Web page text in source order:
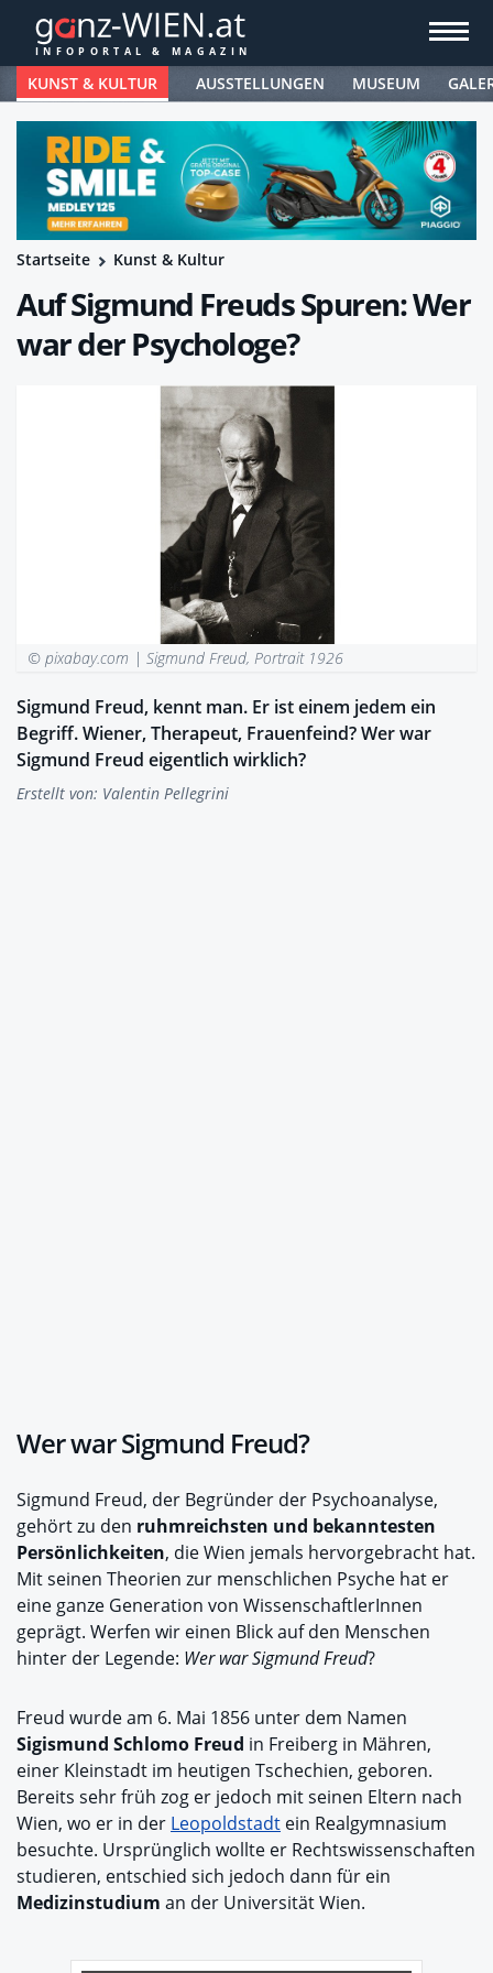
KUNST & KULTUR AUSSTELLUNGEN MUSEUM
Startseite Kunst & Kultur
Auf Sigmund Freuds Spuren: Wer
war der Psychologe?
© pixabay.com |Sigmund Freud, Portrait 1926
Sigmund Freud, kennt man. Er ist einem jedem ein
Begriff. Wiener, Therapeut, Frauenfeind? Wer war
Sigmund Freud eigentlich wirklich?
Erstellt von: Valentin Pellegrini
Wer war Sigmund Freud?
Sigmund Freud, der Begründer der Psychoanalyse,
gehört zu den ruhmreichsten und bekanntesten
Persönlichkeiten, die Wien jemals hervorgebracht hat.
Mit seinen Theorien zur menschlichen Psyche hat er
eine ganze Generation von WissenschaftlerInnen
geprägt. Werfen wir einen Blick auf den Menschen
hinter der Legende: Wer war Sigmund Freud?
Freud wurde am 6. Mai 1856 unter dem Namen
Sigismund Schlomo Freud in Freiberg in Mähren,
einer Kleinstadt im heutigen Tschechien, geboren.
Bereits sehr früh zog er jedoch mit seinen Eltern nach
Wien, wo er in der Leopoldstadt ein Realgymnasium
besuchte. Ursprünglich wollte er Rechtswissenschaften
studieren, entschied sich jedoch dann für ein
Medizinstudium an der Universität Wien.